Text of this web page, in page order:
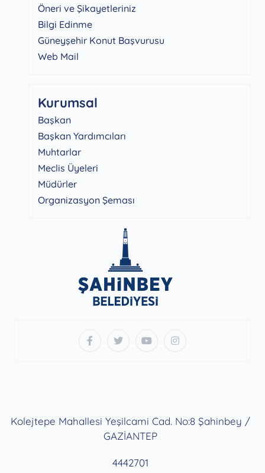
Öneri ve Şikayetleriniz
Bilgi Edinme
Güneyşehir Konut Başvurusu
Web Mail
Kurumsal
Başkan
Başkan Yardımcıları
Muhtarlar
Meclis Üyeleri
Müdürler
Organizasyon Şeması
Kolejtepe Mahallesi Yeşilcami Cad. No:8 Şahinbey /
GAZİANTEP
4442701